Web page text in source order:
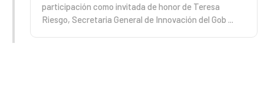
participación como invitada de honor de Teresa
Riesgo, Secretaria General de Innovación del Gob ...